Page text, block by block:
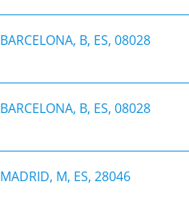
BARCELONA, B, ES, 08028
BARCELONA, B, ES, 08028
MADRID, M, ES, 28046